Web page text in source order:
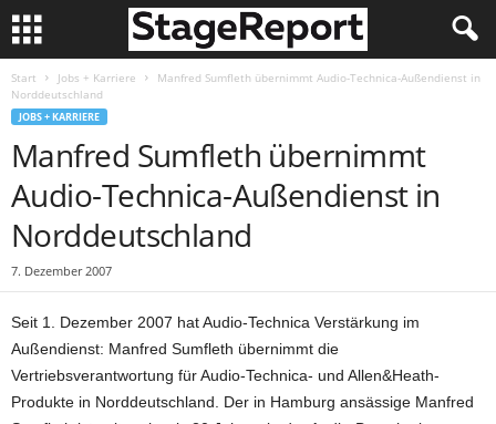
Start Jobs + Karriere
Manfred Sumfleth übernimmt Audio-Technica-Außendienst in
Norddeutschland
JOBS + KARRIERE
Manfred Sumfleth übernimmt
Audio-Technica-Außendienst in
Norddeutschland
7. Dezember 2007
Seit 1. Dezember 2007 hat Audio-Technica Verstärkung im
Außendienst: Manfred Sumfleth übernimmt die
Vertriebsverantwortung für Audio-Technica- und Allen&Heath-
Produkte in Norddeutschland. Der in Hamburg ansässige Manfred